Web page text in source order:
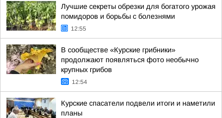
Лучшие секреты обрезки для богатого урожая
помидоров и борьбы с болезнями
12:55
В сообществе «Курские грибники»
продолжают появляться фото необычно
крупных грибов
12:54
Курские спасатели подвели итоги и наметили
планы